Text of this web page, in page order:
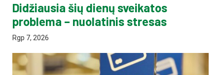
Didžiausia šių dienų sveikatos
problema – nuolatinis stresas
Rgp 7, 2026